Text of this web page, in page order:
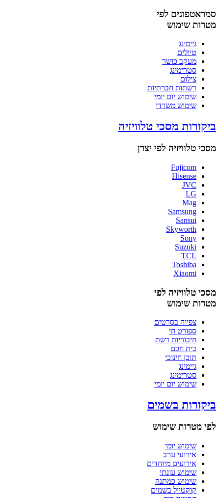
סמראטפונים לפי
מטרות שימוש
גיימינג
טיולים
מעקב כושר
סטרימינג
צילום
רשתות חברתיות
שימוש יום יומי
שימוש משרדי
ביקורות מסכי טלוויזיה
מסכי טלוויזיה לפי יצרן
Fujicom
Hisense
JVC
LG
Mag
Samsung
Sansui
Skyworth
Sony
Suzuki
TCL
Toshiba
Xiaomi
מסכי טלוויזיה לפי
מטרות שימוש
צפייה בסרטים
ספורט חי
חיבוריות רשת
בית חכם
תוכן חינוכי
גיימינג
סטרימינג
שימוש יום יומי
ביקורות בשמים
לפי מטרות שימוש
שימוש יומי
אירועי ערב
אירועים מיוחדים
שימוש עונתי
שימוש כמתנה
קוקטייל בשמים